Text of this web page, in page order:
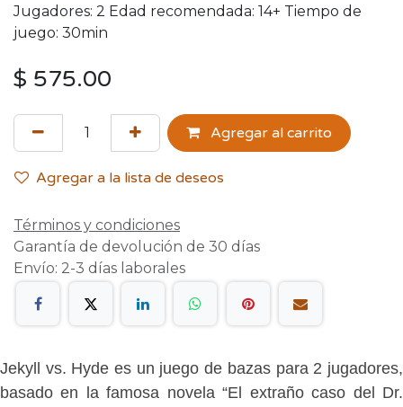
Jugadores: 2 Edad recomendada: 14+ Tiempo de
juego: 30min
$ 575.00
Agregar al carrito
Agregar a la lista de deseos
Términos y condiciones
Garantía de devolución de 30 días
Envío: 2-3 días laborales
Jekyll vs. Hyde es un juego de bazas para 2 jugadores,
basado en la famosa novela “El extraño caso del Dr.